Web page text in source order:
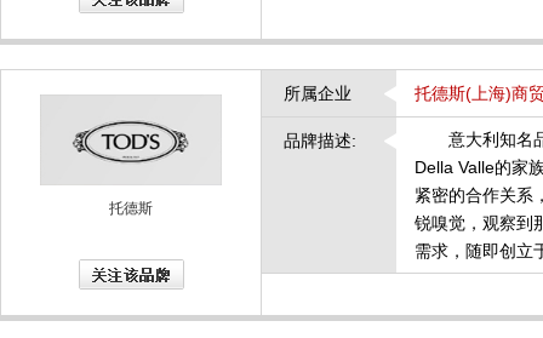
托德斯
所属企业 托德斯(上海)商
品牌描述:
意大利知名品
Della Valle的家
紧密的合作关系
锐嗅觉，观察到
需求，随即创立